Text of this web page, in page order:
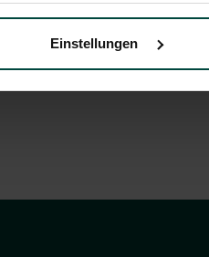
Einstellungen